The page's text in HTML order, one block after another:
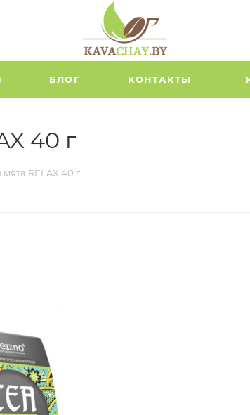
БЛОГ КОНТАКТЫ
40 г
RELAX 40 г